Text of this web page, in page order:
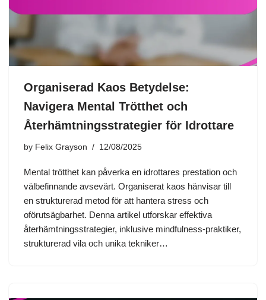
Organiserad Kaos Betydelse:
Navigera Mental Trötthet och
Återhämtningsstrategier för Idrottare
by Felix Grayson 12/08/2025
Mental trötthet kan påverka en idrottares prestation och
välbefinnande avsevärt. Organiserat kaos hänvisar till
en strukturerad metod för att hantera stress och
oförutsägbarhet. Denna artikel utforskar effektiva
återhämtningsstrategier, inklusive mindfulness-praktiker,
strukturerad vila och unika tekniker…